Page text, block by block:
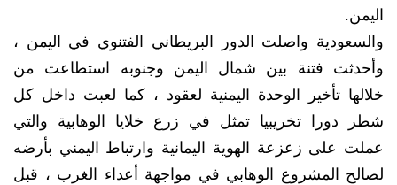
اليمن.
والسعودية واصلت الدور البريطاني الفتنوي في اليمن ،
وأحدثت فتنة بين شمال اليمن وجنوبه استطاعت من
خلالها تأخير الوحدة اليمنية لعقود ، كما لعبت داخل كل
شطر دورا تخريبيا تمثل في زرع خلايا الوهابية والتي
عملت على زعزعة الهوية اليمانية وارتباط اليمني بأرضه
لصالح المشروع الوهابي في مواجهة أعداء الغرب ، قبل